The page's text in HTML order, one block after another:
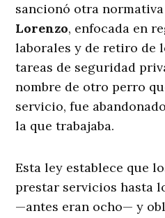
sancionó otra
Lorenzo, enfocada en
laborales y de retiro de
tareas de seguridad
nombre de otro perro
servicio, fue
la que trabajaba.
Esta ley establece que
prestar servicios hasta
—antes eran ocho— y